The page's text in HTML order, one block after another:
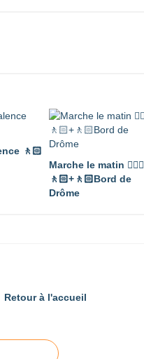
🚶🏻
Marche le matin 🚶🏼‍♂️
🚶🏻+🚶🏻Bord de
Drôme
Retour à l'accueil